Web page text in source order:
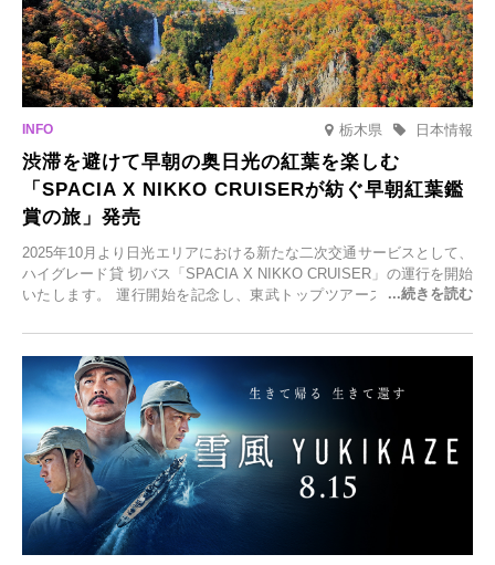
栃木県 日本情報
渋滞を避けて早朝の奥日光の紅葉を楽しむ
「SPACIA X NIKKO CRUISERが紡ぐ早朝紅葉鑑
賞の旅」発売
2025年10月より日光エリアにおける新たな二次交通サービスとして、
ハイグレード貸 切バス「SPACIA X NIKKO CRUISER」の運行を開始
いたします。 運行開始を記念し、東武トップツアーズ株式会社では
2025年9月12日(金)より発売いたします。